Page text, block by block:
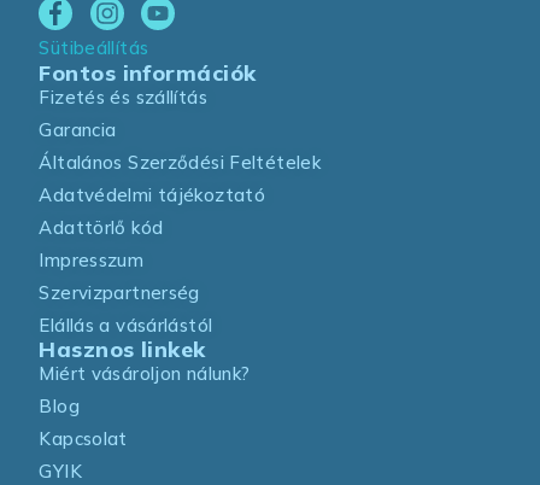
Sütibeállítás
Fontos információk
Fizetés és szállítás
Garancia
Általános Szerződési Feltételek
Adatvédelmi tájékoztató
Adattörlő kód
Impresszum
Szervizpartnerség
Elállás a vásárlástól
Hasznos linkek
Miért vásároljon nálunk?
Blog
Kapcsolat
GYIK